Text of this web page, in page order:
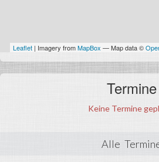
Leaflet | Imagery fromMapBox — Map data ©
Termine
Keine Termine
Alle